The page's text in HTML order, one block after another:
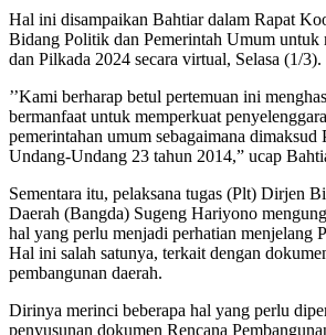
Hal ini disampaikan Bahtiar dalam Rapat
Bidang Politik dan Pemerintah Umum untuk
dan Pilkada 2024 secara virtual, Selasa (1/3).
’’Kami berharap betul pertemuan ini
bermanfaat untuk memperkuat
pemerintahan umum sebagaimana dimaksud
Undang-Undang 23 tahun 2014,” ucap
Sementara itu, pelaksana tugas (Plt) Dirjen
Daerah (Bangda) Sugeng Hariyono
hal yang perlu menjadi perhatian menjelang
Hal ini salah satunya, terkait dengan
pembangunan daerah.
Dirinya merinci beberapa hal yang perlu
penyusunan dokumen Rencana